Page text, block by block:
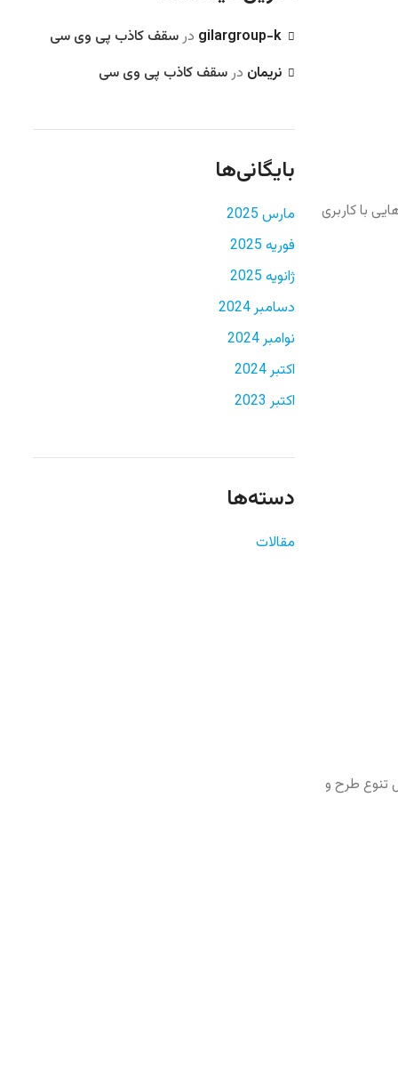
با کاربری
تنوع طرح و
gilargroup-k درسقف کاذب پی وی سی
نریمان درسقف کاذب پی وی سی
بایگانی‌ها
مارس 2025
فوریه 2025
ژانویه 2025
دسامبر 2024
نوامبر 2024
اکتبر 2024
اکتبر 2023
دسته‌ها
مقالات